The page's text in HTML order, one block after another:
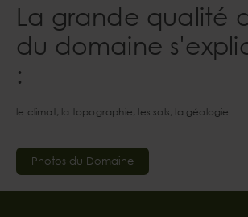
La grande qualité
du domaine
:
le climat, la topographie, les sols, la géologie.
Photos du Domaine